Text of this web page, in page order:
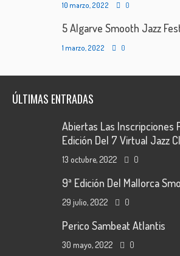
10 marzo, 2022 0
5 Algarve Smooth Jazz
1 marzo, 2022 0
ÚLTIMAS ENTRADAS
Abiertas Las Inscripciones
Edición Del 7 Virtual Jazz
13 octubre, 2022 0
9ª Edición Del Mallorca
29 julio, 2022 0
Perico Sambeat Atlantis
30 mayo, 2022 0